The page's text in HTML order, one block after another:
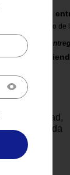
Tiempos de
24 horas dentro de
El tiempo de
Retirar en
Tu felicidad,
garantizada